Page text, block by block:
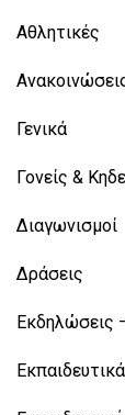
Αθλητικές
Γενικά
Γονείς &
Διαγωνισμοί
Δράσεις
Εκδηλώσεις